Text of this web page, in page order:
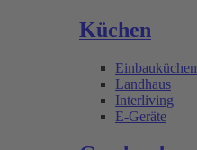
Küchen
Einbauküchen
Landhaus
Interliving
E-Geräte